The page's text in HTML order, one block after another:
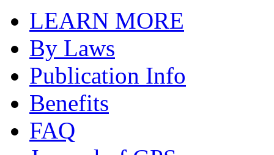
LEARN MORE
By Laws
Publication Info
Benefits
FAQ